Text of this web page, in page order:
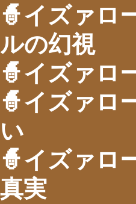
🧙イズァ
ルの幻視
🧙イズァ
🧙イズァ
い
🧙イズァ
真実